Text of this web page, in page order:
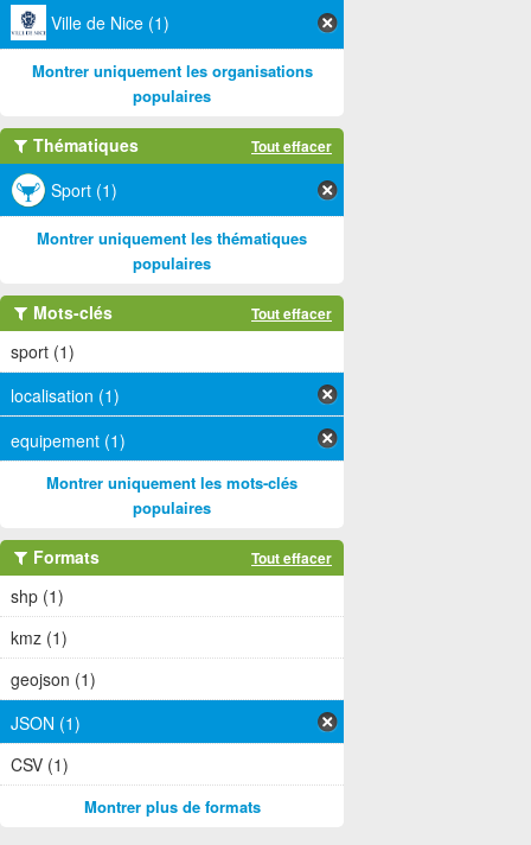
Ville de Nice (1)
Montrer uniquement les organisations
populaires
Thématiques Tout effacer
Sport (1)
Montrer uniquement les thématiques
populaires
Mots-clés Tout effacer
sport (1)
localisation (1)
equipement (1)
Montrer uniquement les mots-clés
populaires
Formats Tout effacer
shp (1)
kmz (1)
geojson (1)
JSON (1)
CSV (1)
Montrer plus de formats